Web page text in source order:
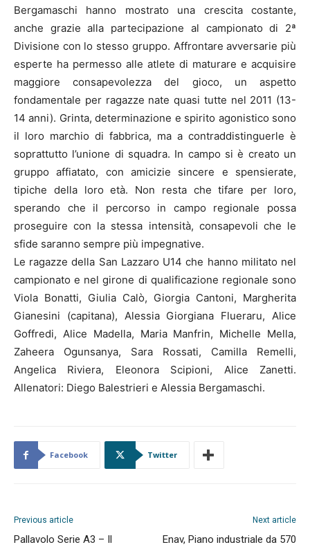
Bergamaschi hanno mostrato una crescita costante,
anche grazie alla partecipazione al campionato di 2ª
Divisione con lo stesso gruppo. Affrontare avversarie più
esperte ha permesso alle atlete di maturare e acquisire
maggiore consapevolezza del gioco, un aspetto
fondamentale per ragazze nate quasi tutte nel 2011 (13-
14 anni). Grinta, determinazione e spirito agonistico sono
il loro marchio di fabbrica, ma a contraddistinguerle è
soprattutto l’unione di squadra. In campo si è creato un
gruppo affiatato, con amicizie sincere e spensierate,
tipiche della loro età. Non resta che tifare per loro,
sperando che il percorso in campo regionale possa
proseguire con la stessa intensità, consapevoli che le
sfide saranno sempre più impegnative.
Le ragazze della San Lazzaro U14 che hanno militato nel
campionato e nel girone di qualificazione regionale sono
Viola Bonatti, Giulia Calò, Giorgia Cantoni, Margherita
Gianesini (capitana), Alessia Giorgiana Flueraru, Alice
Goffredi, Alice Madella, Maria Manfrin, Michelle Mella,
Zaheera Ogunsanya, Sara Rossati, Camilla Remelli,
Angelica Riviera, Eleonora Scipioni, Alice Zanetti.
Allenatori: Diego Balestrieri e Alessia Bergamaschi.
Facebook Twitter
Previous article
Pallavolo Serie A3 – Il
Next article
Enav, Piano industriale da 570